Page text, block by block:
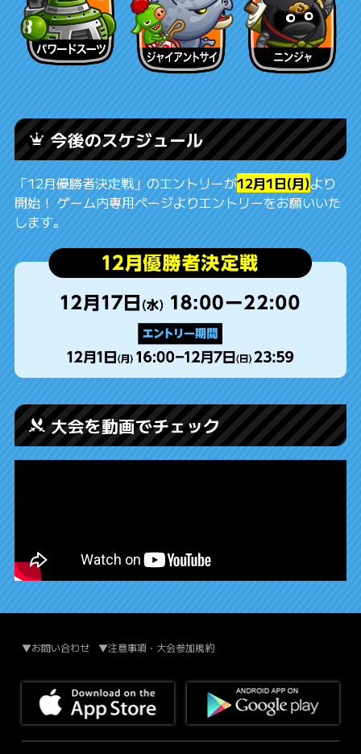
今後のスケジュール
「12月優勝者決定戦」のエントリーが12月1日(月)より
開始！ ゲーム内専用ページよりエントリーをお願いいた
します。
大会を動画でチェック
▼お問い合わせ ▼注意事項・大会参加規約